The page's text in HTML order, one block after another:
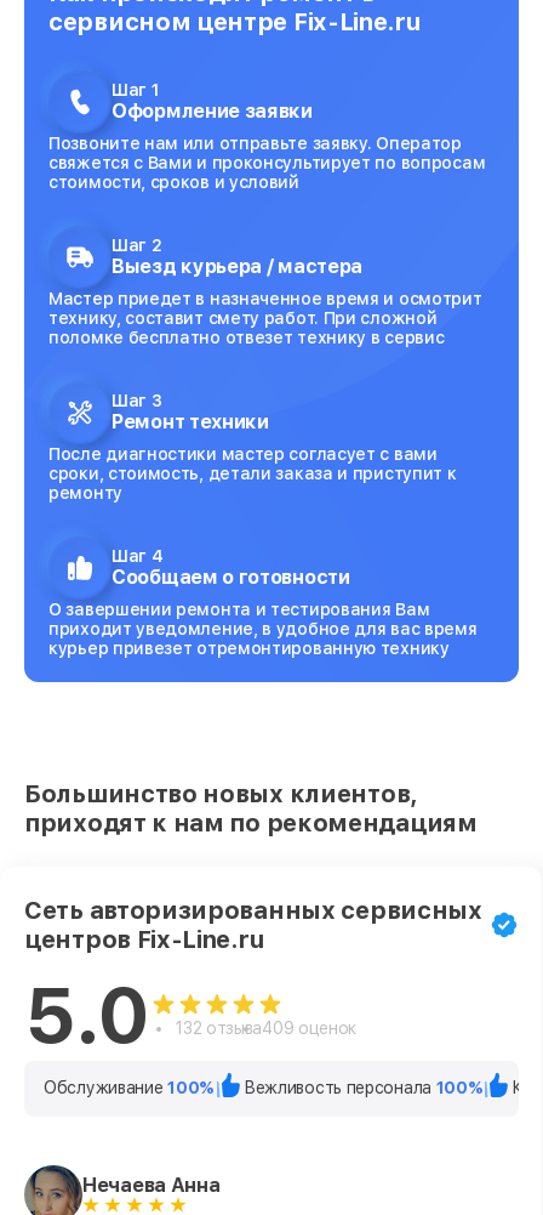
сервисном центре Fix-Line.ru
Шаг 1
Оформление заявки
Позвоните нам или отправьте заявку. Оператор
свяжется с Вами и проконсультирует по вопросам
стоимости, сроков и условий
Шаг 2
Выезд курьера / мастера
Мастер приедет в назначенное время и осмотрит
технику, составит смету работ. При сложной
поломке бесплатно отвезет технику в сервис
Шаг 3
Ремонт техники
После диагностики мастер согласует с вами
сроки, стоимость, детали заказа и приступит к
ремонту
Шаг 4
Сообщаем о готовности
О завершении ремонта и тестирования Вам
приходит уведомление, в удобное для вас время
курьер привезет отремонтированную технику
Большинство новых клиентов,
приходят к нам по рекомендациям
Сеть авторизированных сервисных
центров Fix-Line.ru
5.0 132 отзыва409 оценок
Обслуживание100% Вежливость персонала 100%
Нечаева Анна